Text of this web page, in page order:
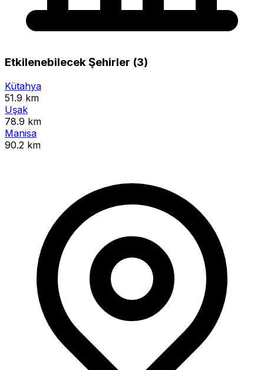
Etkilenebilecek Şehirler (3)
Kütahya
51.9 km
Uşak
78.9 km
Manisa
90.2 km